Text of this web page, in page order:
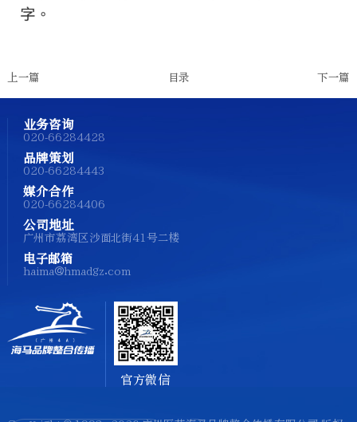
上一篇 目录 下一篇
业务咨询
020-66284428
品牌策划
020-66284443
媒介合作
020-66284406
公司地址
广州市荔湾区沙面北街41号二楼
电子邮箱
haima@hmadgz.com
官方微信